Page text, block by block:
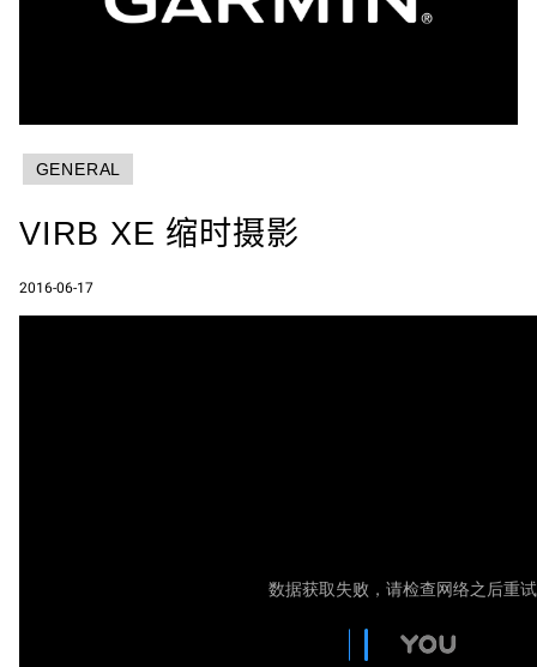
GENERAL
VIRB XE 缩时摄影
2016-06-17